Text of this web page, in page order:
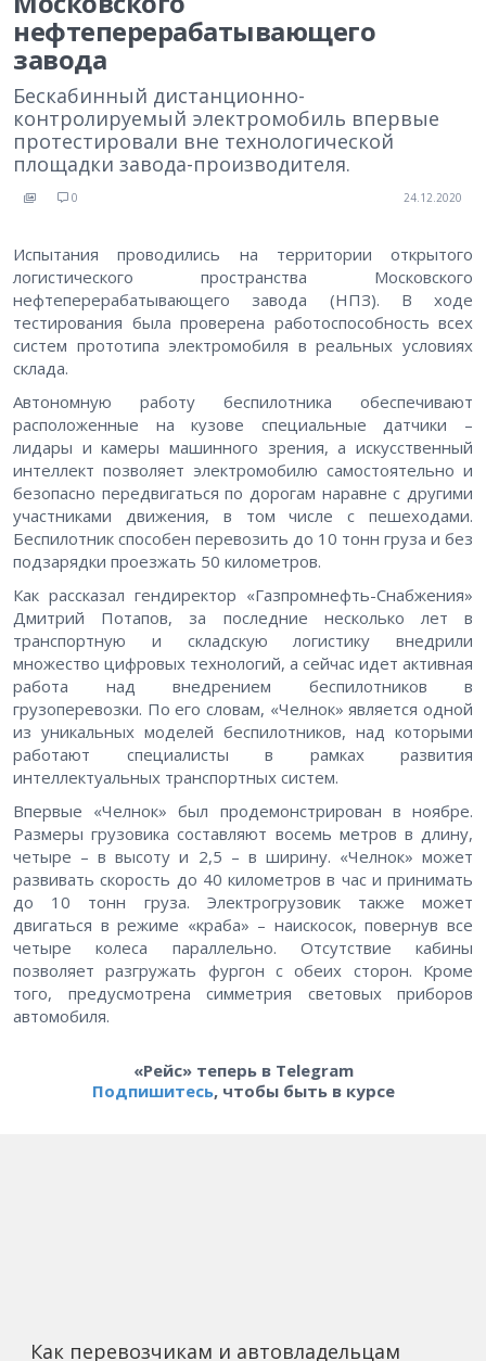
нефтеперерабатывающего
завода
Бескабинный дистанционно-
контролируемый электромобиль впервые
протестировали вне технологической
площадки завода-производителя.
0 24.12.2020
Испытания проводились на территории открытого
логистического пространства Московского
нефтеперерабатывающего завода (НПЗ). В ходе
тестирования была проверена работоспособность всех
систем прототипа электромобиля в реальных условиях
склада.
Автономную работу беспилотника обеспечивают
расположенные на кузове специальные датчики –
лидары и камеры машинного зрения, а искусственный
интеллект позволяет электромобилю самостоятельно и
безопасно передвигаться по дорогам наравне с другими
участниками движения, в том числе с пешеходами.
Беспилотник способен перевозить до 10 тонн груза и без
подзарядки проезжать 50 километров.
Как рассказал гендиректор «Газпромнефть-Снабжения»
Дмитрий Потапов, за последние несколько лет в
транспортную и складскую логистику внедрили
множество цифровых технологий, а сейчас идет активная
работа над внедрением беспилотников в
грузоперевозки. По его словам, «Челнок» является одной
из уникальных моделей беспилотников, над которыми
работают специалисты в рамках развития
интеллектуальных транспортных систем.
Впервые «Челнок» был продемонстрирован в ноябре.
Размеры грузовика составляют восемь метров в длину,
четыре – в высоту и 2,5 – в ширину. «Челнок» может
развивать скорость до 40 километров в час и принимать
до 10 тонн груза. Электрогрузовик также может
двигаться в режиме «краба» – наискосок, повернув все
четыре колеса параллельно. Отсутствие кабины
позволяет разгружать фургон с обеих сторон. Кроме
того, предусмотрена симметрия световых приборов
автомобиля.
«Рейс» теперь в Telegram
Подпишитесь, чтобы быть в курсе
Как перевозчикам и автовладельцам